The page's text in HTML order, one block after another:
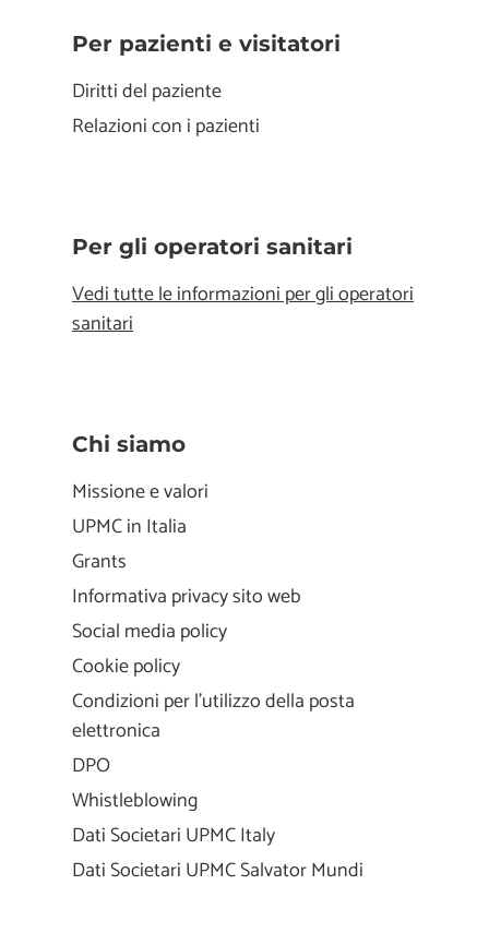
Per pazienti e visitatori
Diritti del paziente
Relazioni con i pazienti
Per gli operatori sanitari
Vedi tutte le informazioni per gli operatori
sanitari
Chi siamo
Missione e valori
UPMC in Italia
Grants
Informativa privacy sito web
Social media policy
Cookie policy
Condizioni per l'utilizzo della posta
elettronica
DPO
Whistleblowing
Dati Societari UPMC Italy
Dati Societari UPMC Salvator Mundi